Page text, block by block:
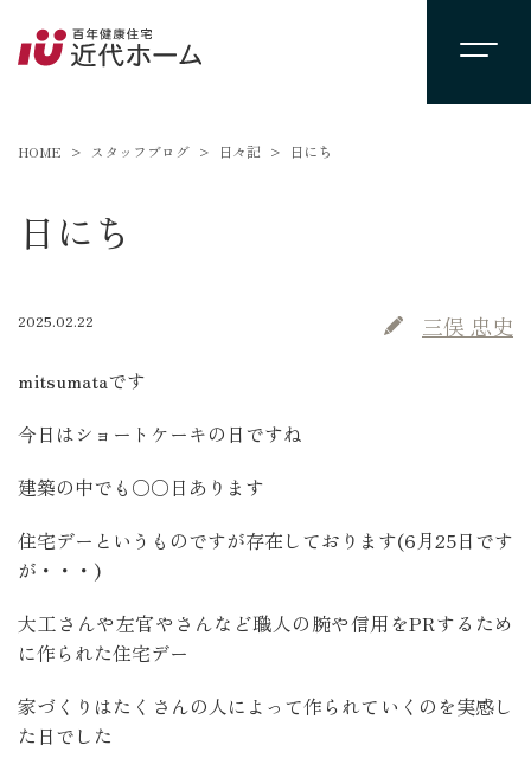
HOME スタッフブログ 日々記 日にち
日にち
2025.02.22 三俣 忠史
mitsumataです
今日はショートケーキの日ですね
建築の中でも〇〇日あります
住宅デーというものですが存在しております(6月25日です
が・・・)
大工さんや左官やさんなど職人の腕や信用をPRするため
に作られた住宅デー
家づくりはたくさんの人によって作られていくのを実感し
た日でした